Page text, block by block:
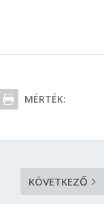
MÉRTÉK:
KÖVETKEZŐ